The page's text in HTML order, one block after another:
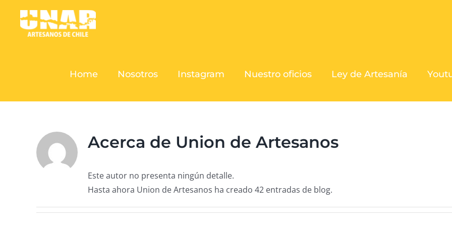
contenido
Home Nosotros Instagram Nuestro oficios Ley de Artesanía
Acerca de Union de Artesanos
Este autor no presenta ningún detalle.
Hasta ahora Union de Artesanos ha creado 42 entradas de blog.